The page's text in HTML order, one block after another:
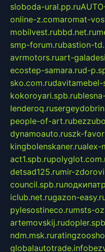
sloboda-ural.pp.ru
online-z.comaromat-
mobilvest.rubbd.net.ru
smp-forum.rubastion-
avrmotors.ruart-
ecostep-samara.rud-
sko.com.rudavitamebel-
kokoroyari.spb.ru
lenderoq.ru
people-of-art.ru
dynamoauto.ruszk-
kingbolenskaner.rualex-
act1.spb.ru
detsad125.rumir-
council.spb.ru
iclub.net.rugazon-
pylesostineco.rumsts-
artemovskij.ru
ndm.msk.ru
globalautotrade.info